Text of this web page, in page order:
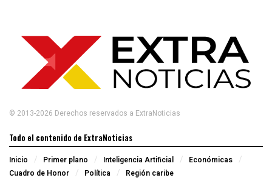
© 2013-2026 Derechos reservados a ExtraNoticias
Todo el contenido de ExtraNoticias
Inicio Primer plano Inteligencia Artificial
Económicas
Cuadro de Honor
Política Región caribe